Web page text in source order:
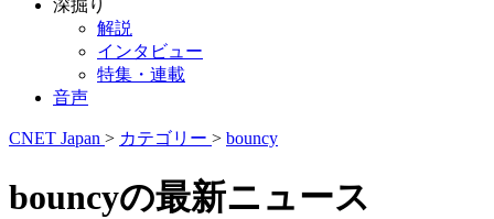
深掘り
解説
インタビュー
特集・連載
音声
CNET Japan > カテゴリー > bouncy
bouncyの最新ニュース